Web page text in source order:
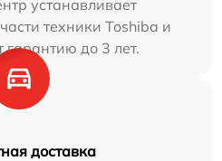
устанавливает
техники Toshiba и
гарантию до 3 лет.
доставка